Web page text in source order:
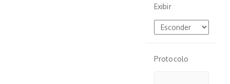
Exibir
Protocolo